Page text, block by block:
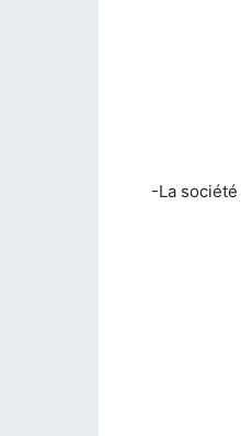
-La société